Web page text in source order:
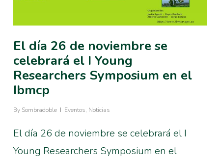
El día 26 de noviembre se
celebrará el I Young
Researchers Symposium en el
Ibmcp
By Sombradoble Eventos, Noticias
El día 26 de noviembre se celebrará el I
Young Researchers Symposium en el